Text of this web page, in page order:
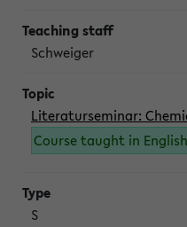
Schweiger
Literaturseminar:
Course taught in English
S